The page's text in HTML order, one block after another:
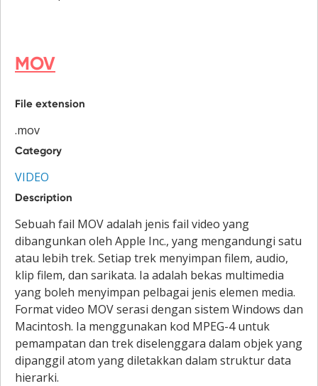
MOV
File extension
.mov
Category
VIDEO
Description
Sebuah fail MOV adalah jenis fail video yang
dibangunkan oleh Apple Inc., yang mengandungi satu
atau lebih trek. Setiap trek menyimpan filem, audio,
klip filem, dan sarikata. Ia adalah bekas multimedia
yang boleh menyimpan pelbagai jenis elemen media.
Format video MOV serasi dengan sistem Windows dan
Macintosh. Ia menggunakan kod MPEG-4 untuk
pemampatan dan trek diselenggara dalam objek yang
dipanggil atom yang diletakkan dalam struktur data
hierarki.